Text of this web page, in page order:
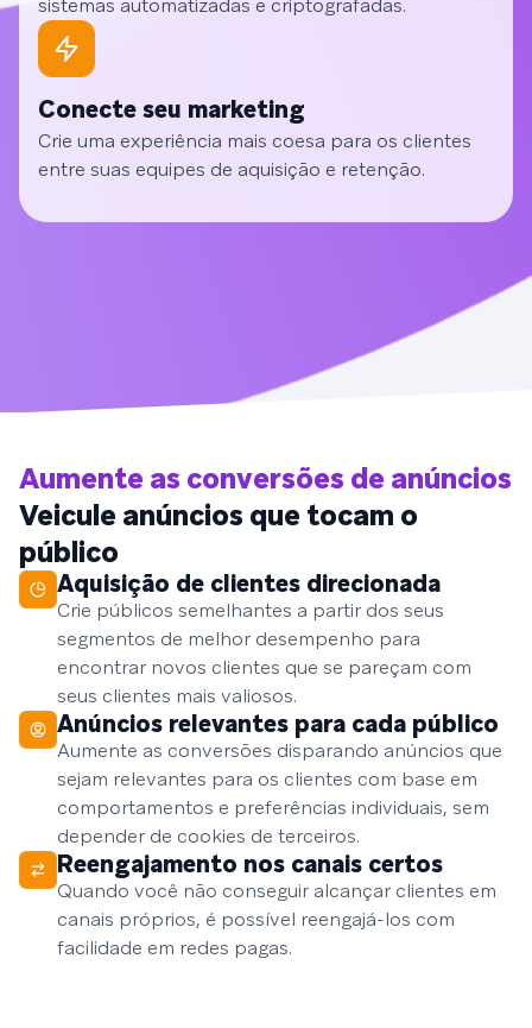
Conecte seu marketing
Crie uma experiência mais coesa para os clientes
entre suas equipes de aquisição e retenção.
Aumente as conversões de anúncios
Veicule anúncios que tocam o
público
Aquisição de clientes direcionada
Crie públicos semelhantes a partir dos seus
segmentos de melhor desempenho para
encontrar novos clientes que se pareçam com
seus clientes mais valiosos.
Anúncios relevantes para cada público
Aumente as conversões disparando anúncios que
sejam relevantes para os clientes com base em
comportamentos e preferências individuais, sem
depender de cookies de terceiros.
Reengajamento nos canais certos
Quando você não conseguir alcançar clientes em
canais próprios, é possível reengajá-los com
facilidade em redes pagas.